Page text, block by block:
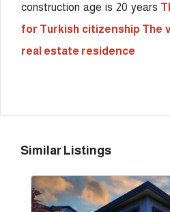
construction age is 20 years
for Turkish citizenship The
real estate residence
Similar Listings